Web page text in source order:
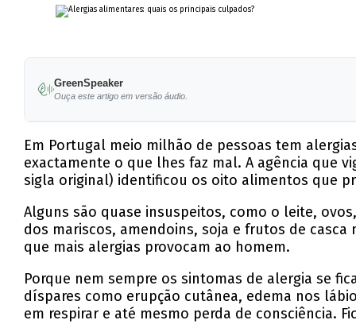
GreenSpeaker
Ouça este artigo em versão áudio.
Em Portugal meio milhão de pessoas tem
exactamente o que lhes faz mal. A agência que
sigla original) identificou os oito alimentos que
Alguns são quase insuspeitos, como o leite,
dos mariscos, amendoins, soja e frutos de
que mais alergias provocam ao homem.
Porque nem sempre os sintomas de alergia se
díspares como erupção cutânea, edema nos
em respirar e até mesmo perda de consciência.